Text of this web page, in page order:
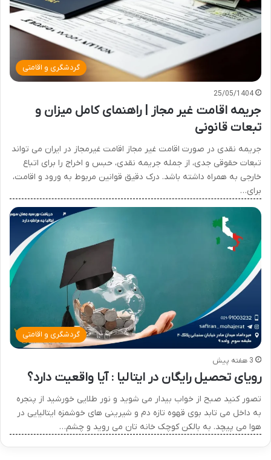
گردشگری و اقامتی
25/05/1404
جریمه اقامت غیر مجاز | راهنمای کامل میزان و
تبعات قانونی
جریمه نقدی در صورت اقامت غیر مجاز اقامت غیرمجاز در ایران می تواند
تبعات حقوقی جدی، از جمله جریمه نقدی، حبس و اخراج را برای اتباع
خارجی به همراه داشته باشد. درک دقیق قوانین مربوط به ورود و اقامت،
برای…
گردشگری و اقامتی
3 هفته پیش
رویای تحصیل رایگان در ایتالیا : آیا واقعیت دارد؟
تصور کنید صبح از خواب بیدار می شوید و نور طلایی خورشید از پنجره
به داخل می تابد بوی قهوه تازه دم و شیرینی های خوشمزه ایتالیایی در
هوا می پیچد. به بالکن کوچک خانه تان می روید و چشم…